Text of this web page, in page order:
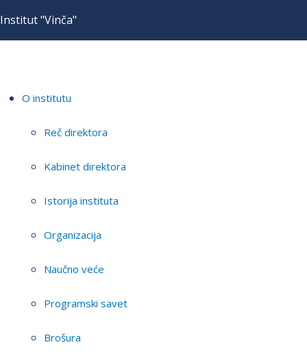
Institut "Vinča"
O institutu
Reč direktora
Kabinet direktora
Istorija instituta
Organizacija
Naučno veće
Programski savet
Brošura